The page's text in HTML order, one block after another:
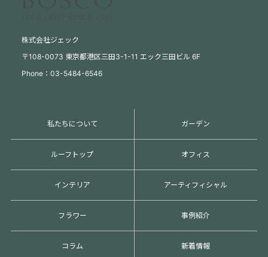
株式会社ジェック
〒108-0073 東京都港区三田3-1-11 エック三田ビル 6F
Phone：03-5484-6546
私たちについて ガーデン
ルーフトップ オフィス
インテリア アーティフィシャル
フラワー 事例紹介
コラム 新着情報